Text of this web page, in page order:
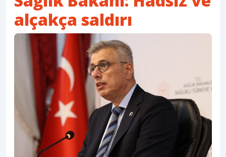
alçakça saldırı